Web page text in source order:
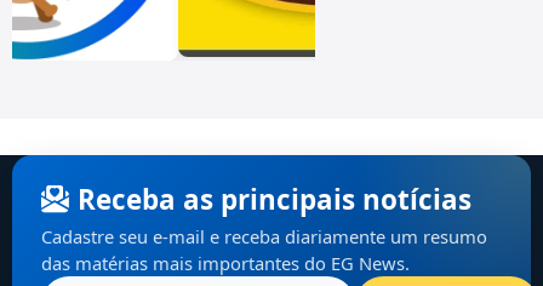
Receba as principais notícias
Cadastre seu e-mail e receba diariamente um resumo
das matérias mais importantes do EG News.